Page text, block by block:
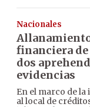
Nacionales
financiera
dos
evidencias
En el marco de
al local de